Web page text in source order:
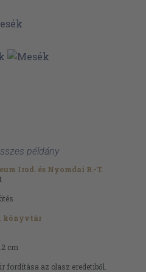
példány
Irod. és Nyomdai R.-T.
könyvtár
cm
fordítása az olasz eredetiből.